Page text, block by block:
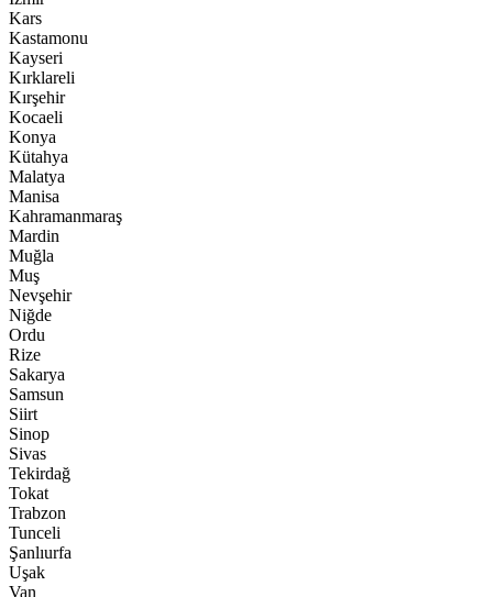
Kars
Kastamonu
Kayseri
Kırklareli
Kırşehir
Kocaeli
Konya
Kütahya
Malatya
Manisa
Kahramanmaraş
Mardin
Muğla
Muş
Nevşehir
Niğde
Ordu
Rize
Sakarya
Samsun
Siirt
Sinop
Sivas
Tekirdağ
Tokat
Trabzon
Tunceli
Şanlıurfa
Uşak
Van